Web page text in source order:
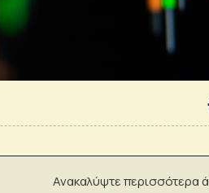
Ανακαλύψτε περισσότερα